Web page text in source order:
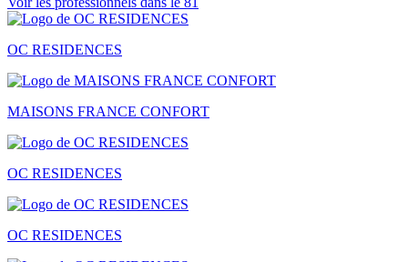
OC RESIDENCES
MAISONS FRANCE CONFORT
OC RESIDENCES
OC RESIDENCES